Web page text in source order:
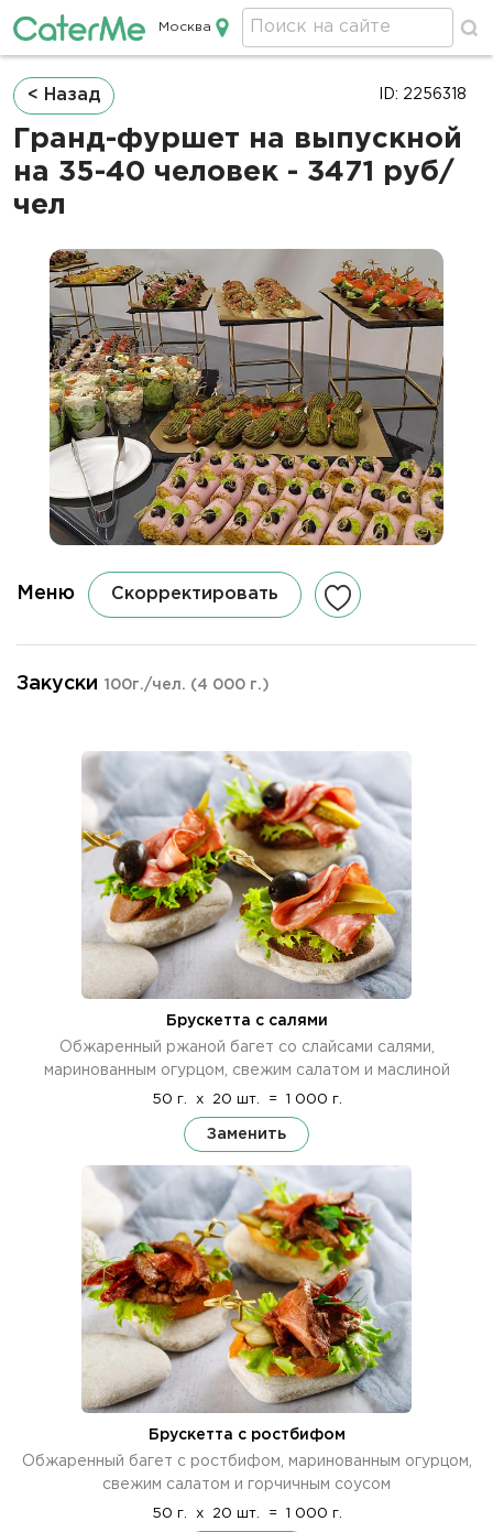
Кейтеринг в Москве
Москва
Строка
навигации
< Назад
Гранд-фуршет на выпускной
на 35-40 человек - 3471 руб/
чел
ID: 2256318
Меню Скорректировать
Закуски 100г./чел. (4 000 г.)
Брускетта с салями
Обжаренный ржаной багет со слайсами салями,
маринованным огурцом, свежим салатом и маслиной
50 г. x 20 шт. = 1 000 г.
Заменить
Брускетта с ростбифом
Обжаренный багет с ростбифом, маринованным огурцом,
свежим салатом и горчичным соусом
50 г. x 20 шт. = 1 000 г.